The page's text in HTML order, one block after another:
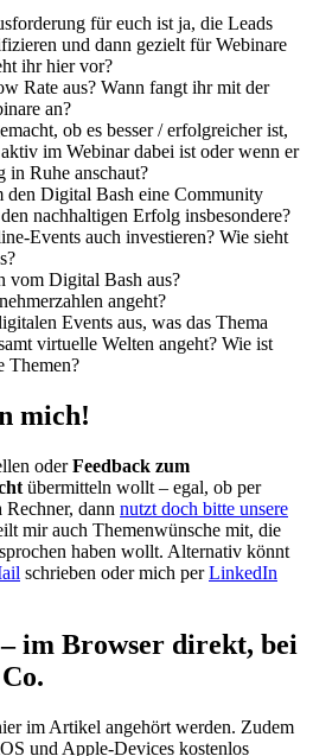
für euch ist ja, die Leads
und dann gezielt für Webinare
ihr hier vor?
Rate aus? Wann fangt ihr mit der
an?
ob es besser / erfolgreicher ist,
im Webinar dabei ist oder wenn er
in Ruhe anschaut?
den Digital Bash eine Community
nachhaltigen Erfolg insbesondere?
Events auch investieren? Wie sieht
vom Digital Bash aus?
angeht?
Events aus, was das Thema
virtuelle Welten angeht? Wie ist
Themen?
mich!
oderFeedback zum
übermitteln wollt – egal, ob per
dann nutzt doch bitte unsere
mir auch Themenwünsche mit, die
haben wollt. Alternativ könnt
schrieben oder mich perLinkedIn
im Browser direkt, bei
im Artikel angehört werden. Zudem
und Apple-Devices kostenlos